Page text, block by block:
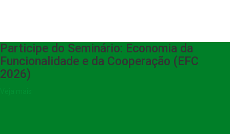
Participe do Seminário: Economia da
Funcionalidade e da Cooperação (EFC
2026)